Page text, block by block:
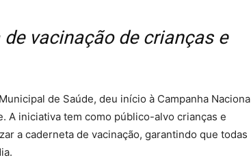
vacinação de crianças e
de Saúde, deu início à Campanha
A iniciativa tem como público-alvo crianças e
a caderneta de vacinação, garantindo que todas